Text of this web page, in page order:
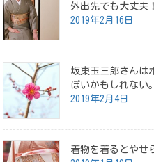
外出先でも大丈夫！
2019年2月16日
坂東玉三郎さんは
ぽいかもしれない。
2019年2月4日
着物を着るとやせ